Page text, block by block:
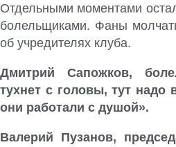
Отдельными моментами
болельщиками. Фаны
об учредителях клуба.
Дмитрий Сапожков,
тухнет с головы, тут
они работали с душой».
Валерий Пузанов,